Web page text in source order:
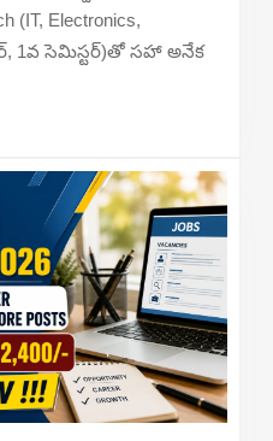
BCom,
&
PGDCA
Result
Online
at
(IT, Electronics,
1వ సెమిస్టర్)తో సహా అనేక